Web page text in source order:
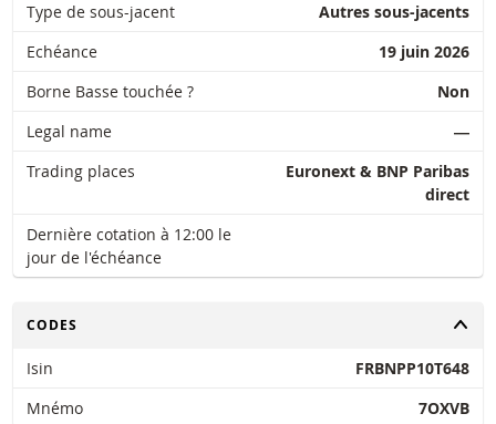
Type de sous-jacent
Autres sous-jacents
Echéance
19 juin 2026
Borne Basse touchée ?
Non
Legal name
―
Trading places
Euronext & BNP Paribas
direct
Dernière cotation à 12:00 le
jour de l'échéance
CHANGER
CODES
Isin
FRBNPP10T648
Mnémo
7OXVB